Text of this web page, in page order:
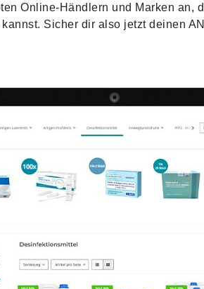
Online-Händlern und Marken an,
Sicher dir also jetzt deinen